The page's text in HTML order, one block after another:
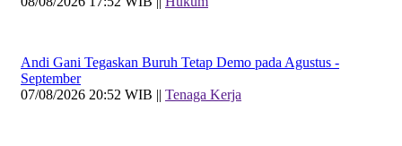
Andi Gani Tegaskan Buruh Tetap Demo pada Agustus -
September
07/08/2026 20:52 WIB || Tenaga Kerja